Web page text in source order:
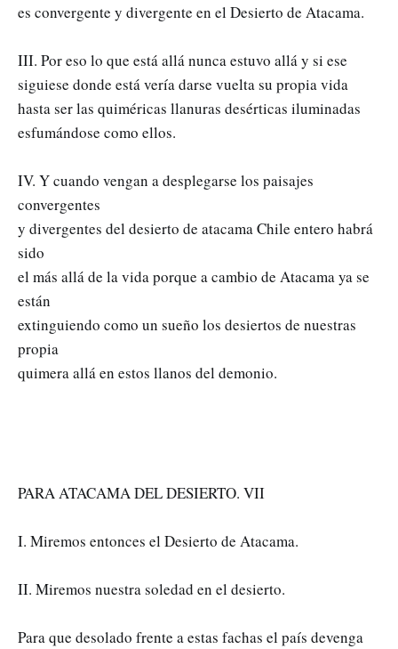
es convergente y divergente en el Desierto de Atacama.
III. Por eso lo que está allá nunca estuvo allá y si ese
siguiese donde está vería darse vuelta su propia vida
hasta ser las quiméricas llanuras desérticas iluminadas
esfumándose como ellos.
IV. Y cuando vengan a desplegarse los paisajes
convergentes
y divergentes del desierto de atacama Chile entero habrá
sido
el más allá de la vida porque a cambio de Atacama ya se
están
extinguiendo como un sueño los desiertos de nuestras
propia
quimera allá en estos llanos del demonio.
PARA ATACAMA DEL DESIERTO. VII
I. Miremos entonces el Desierto de Atacama.
II. Miremos nuestra soledad en el desierto.
Para que desolado frente a estas fachas el país devenga